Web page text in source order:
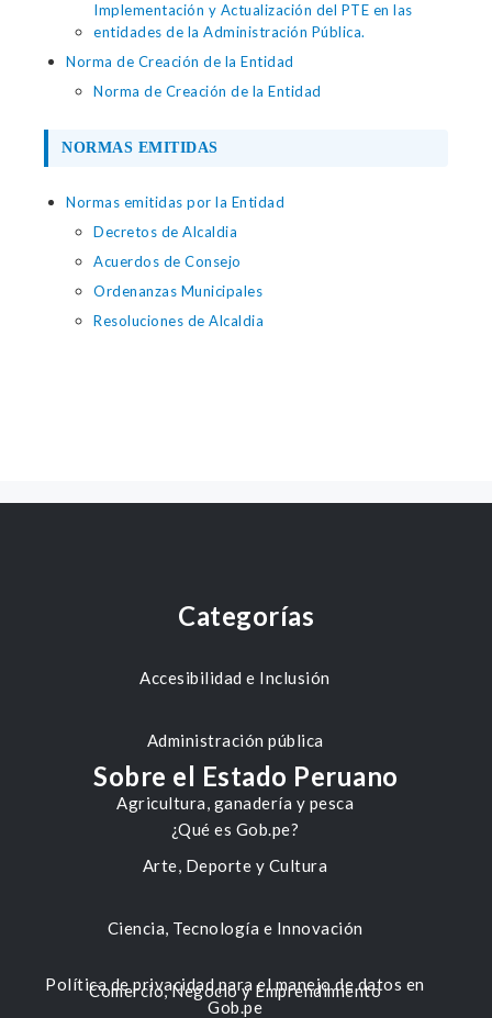
Implementación y Actualización del PTE en las
entidades de la Administración Pública.
Norma de Creación de la Entidad
Norma de Creación de la Entidad
NORMAS EMITIDAS
Normas emitidas por la Entidad
Decretos de Alcaldia
Acuerdos de Consejo
Ordenanzas Municipales
Resoluciones de Alcaldia
Categorías
Accesibilidad e Inclusión
Administración pública
Agricultura, ganadería y pesca
Arte, Deporte y Cultura
Ciencia, Tecnología e Innovación
Comercio, Negocio y Emprendimiento
Sobre el Estado Peruano
¿Qué es Gob.pe?
Política de privacidad para el manejo de datos en
Gob.pe